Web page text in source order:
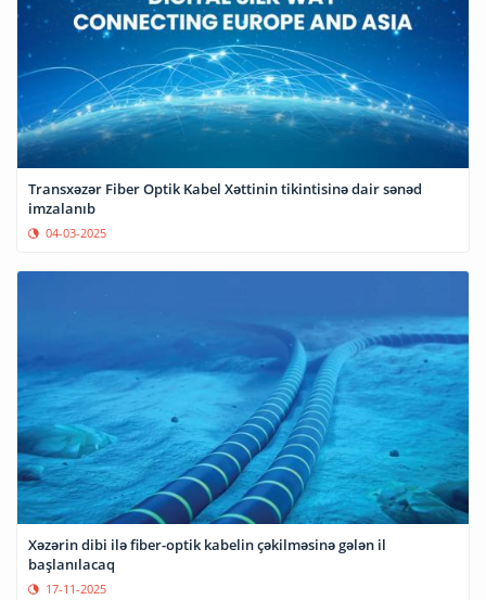
Transxəzər Fiber Optik Kabel Xəttinin tikintisinə dair sənəd
imzalanıb
04-03-2025
Xəzərin dibi ilə fiber-optik kabelin çəkilməsinə gələn il
başlanılacaq
17-11-2025